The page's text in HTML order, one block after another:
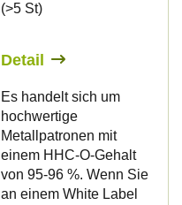
(>5 St)
Detail
Es handelt sich um
hochwertige
Metallpatronen mit
einem HHC-O-Gehalt
von 95-96 %. Wenn Sie
an einem White Label